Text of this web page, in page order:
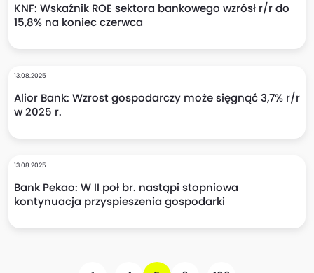
KNF: Wskaźnik ROE sektora bankowego wzrósł r/r do
15,8% na koniec czerwca
13.08.2025
Alior Bank: Wzrost gospodarczy może sięgnąć 3,7% r/r
w 2025 r.
13.08.2025
Bank Pekao: W II poł br. nastąpi stopniowa
kontynuacja przyspieszenia gospodarki